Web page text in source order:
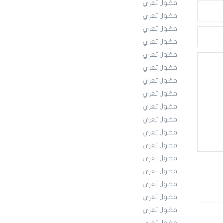
فضول تعزي
فضول تعزي
فضول تعزي
فضول تعزي
فضول تعزي
فضول تعزي
فضول تعزي
فضول تعزي
فضول تعزي
فضول تعزي
فضول تعزي
فضول تعزي
فضول تعزي
فضول تعزي
فضول تعزي
فضول تعزي
فضول تعزي